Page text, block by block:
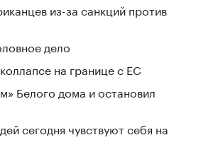
из-за санкций против
дело
на границе с ЕС
Белого дома и остановил
сегодня чувствуют себя на